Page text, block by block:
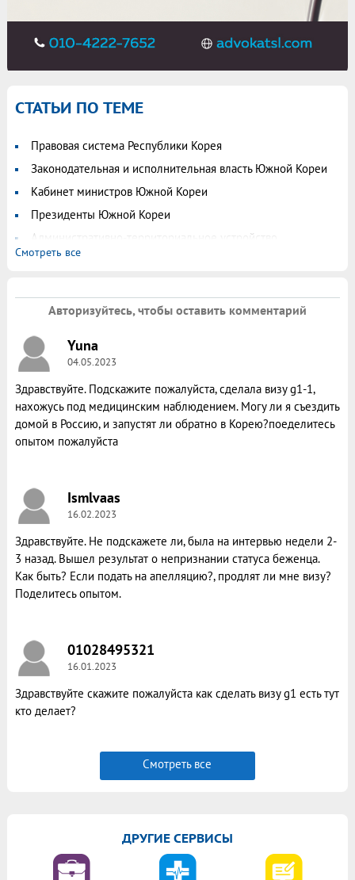
СТАТЬИ ПО ТЕМЕ
Правовая система Республики Корея
Законодательная и исполнительная власть Южной Кореи
Кабинет министров Южной Кореи
Президенты Южной Кореи
Административно-территориальное устройство
Республики Корея
Смотреть все
Авторизуйтесь, чтобы оставить комментарий
Yuna
04.05.2023
Здравствуйте. Подскажите пожалуйста, сделала визу g1-1,
нахожусь под медицинским наблюдением. Могу ли я съездить
домой в Россию, и запустят ли обратно в Корею?поеделитесь
опытом пожалуйста
Ismlvaas
16.02.2023
Здравствуйте. Не подскажете ли, была на интервью недели 2-
3 назад. Вышел результат о непризнании статуса беженца.
Как быть? Если подать на апелляцию?, продлят ли мне визу?
Поделитесь опытом.
01028495321
16.01.2023
Здравствуйте скажите пожалуйста как сделать визу g1 есть тут
кто делает?
Смотреть все
ДРУГИЕ СЕРВИСЫ